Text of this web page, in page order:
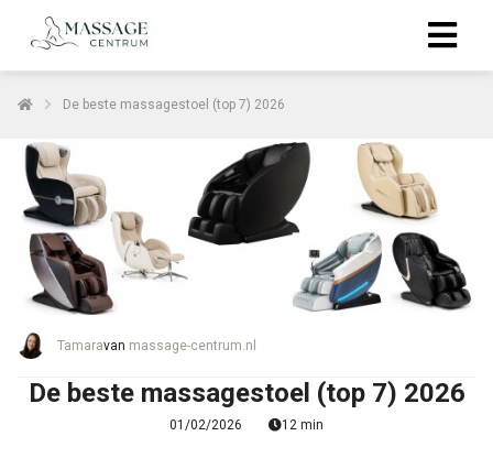
De beste massagestoel (top 7) 2026
Tamaravan massage-centrum.nl
De beste massagestoel (top 7) 2026
01/02/2026 12 min